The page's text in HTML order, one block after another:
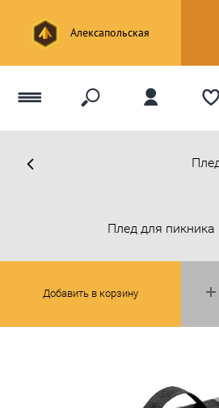
Алексапольская
Плед для пикника
Добавить в корзину